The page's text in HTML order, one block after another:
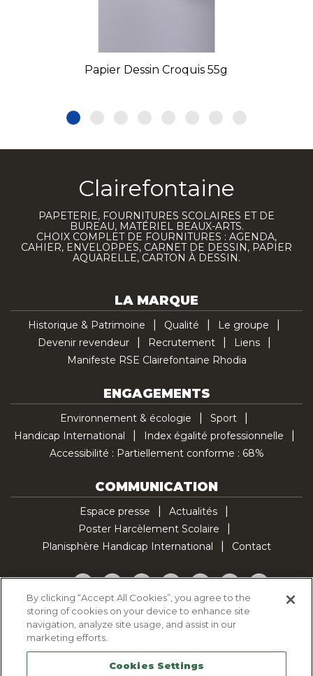
Papier Dessin Croquis 55g
Clairefontaine
PAPETERIE, FOURNITURES SCOLAIRES ET DE
BUREAU, MATÉRIEL BEAUX-ARTS.
CHOIX COMPLET DE FOURNITURES : AGENDA,
CAHIER, ENVELOPPES, CARNET DE DESSIN, PAPIER
AQUARELLE, CARTON À DESSIN.
LA MARQUE
Historique & Patrimoine Qualité
Le groupe
Devenir revendeur
Recrutement
Liens
Manifeste RSE Clairefontaine Rhodia
ENGAGEMENTS
Environnement & écologie
Sport
Handicap International
Index égalité professionnelle
Accessibilité : Partiellement conforme : 68%
COMMUNICATION
Espace presse
Actualités
Poster Harcèlement Scolaire
Planisphère Handicap International
Contact
Facebook
TwitterYouTubePinterestInstagramLinkedInTikTok
Politique d'utilisation des cookies
Politique de confidentialité
Mentions légales
Plan du site
By clicking “Accept All Cookies”, you agree to the
storing of cookies on your device to enhance site
navigation, analyze site usage, and assist in our
marketing efforts.
Cookies Settings